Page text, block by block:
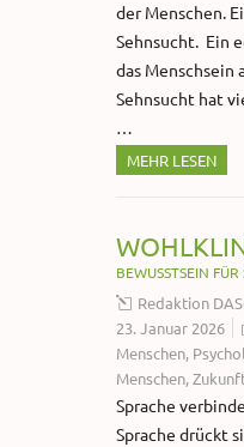
der Menschen.
Sehnsucht. Ein
das Menschsein
Sehnsucht hat
…
MEHR LESEN
BEWUSSTSEIN FÜR
Redaktion
23. Januar 2026
Menschen,
Menschen,
Sprache
Sprache drückt